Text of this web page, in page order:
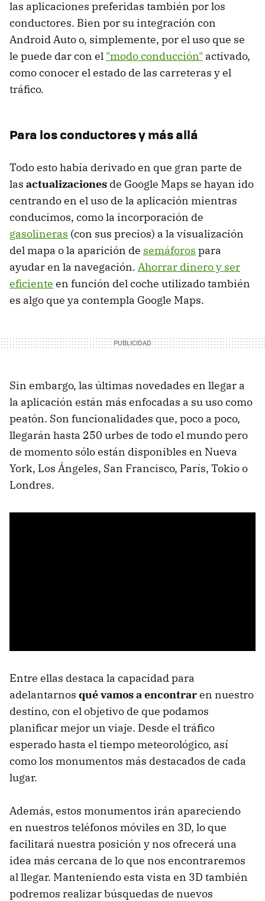
las aplicaciones preferidas también por los
conductores. Bien por su integración con
Android Auto o, simplemente, por el uso que se
le puede dar con el "modo conducción" activado,
como conocer el estado de las carreteras y el
tráfico.
Para los conductores y más allá
Todo esto había derivado en que gran parte de
las actualizaciones de Google Maps se hayan ido
centrando en el uso de la aplicación mientras
conducimos, como la incorporación de
gasolineras (con sus precios) a la visualización
del mapa o la aparición de semáforos para
ayudar en la navegación. Ahorrar dinero y ser
eficiente en función del coche utilizado también
es algo que ya contempla Google Maps.
Sin embargo, las últimas novedades en llegar a
la aplicación están más enfocadas a su uso como
peatón. Son funcionalidades que, poco a poco,
llegarán hasta 250 urbes de todo el mundo pero
de momento sólo están disponibles en Nueva
York, Los Ángeles, San Francisco, París, Tokio o
Londres.
Entre ellas destaca la capacidad para
adelantarnos qué vamos a encontraren nuestro
destino, con el objetivo de que podamos
planificar mejor un viaje. Desde el tráfico
esperado hasta el tiempo meteorológico, así
como los monumentos más destacados de cada
lugar.
Además, estos monumentos irán apareciendo
en nuestros teléfonos móviles en 3D, lo que
facilitará nuestra posición y nos ofrecerá una
idea más cercana de lo que nos encontraremos
al llegar. Manteniendo esta vista en 3D también
podremos realizar búsquedas de nuevos